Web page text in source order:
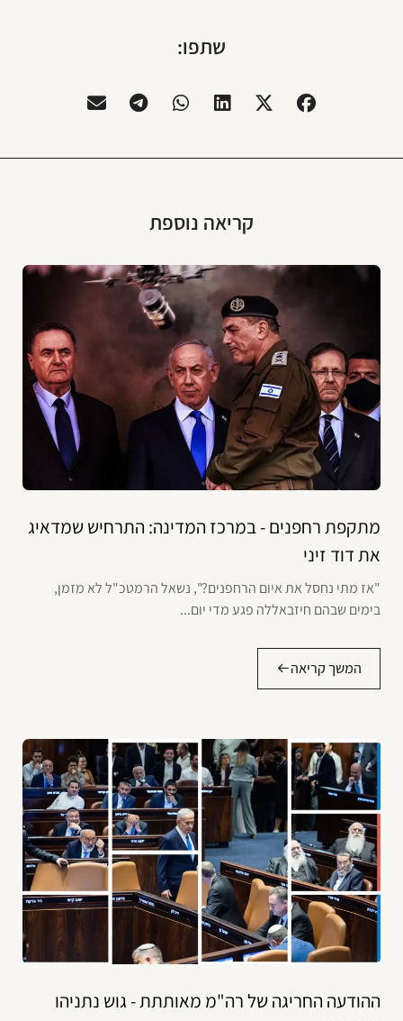
שתפו:
קריאה נוספת
מתקפת רחפנים - במרכז המדינה: התרחיש שמדאיג
את דוד זיני
"אז מתי נחסל את איום הרחפנים?", נשאל הרמטכ"ל לא מזמן,
בימים שבהם חיזבאללה פגע מדי יום...
המשך קריאה
ההודעה החריגה של רה"מ מאותתת - גוש נתניהו